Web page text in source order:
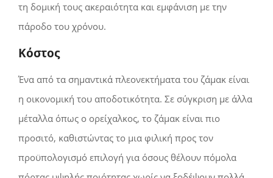
τη δομική τους ακεραιότητα και εμφάνιση με την
πάροδο του χρόνου.
Κόστος
Ένα από τα σημαντικά πλεονεκτήματα του ζάμακ είναι
η οικονομική του αποδοτικότητα. Σε σύγκριση με άλλα
μέταλλα όπως ο ορείχαλκος, το ζάμακ είναι πιο
προσιτό, καθιστώντας το μια φιλική προς τον
προϋπολογισμό επιλογή για όσους θέλουν πόμολα